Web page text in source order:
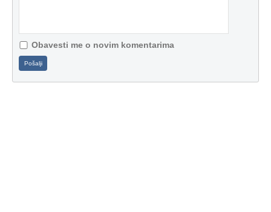
Obavesti me o novim komentarima
Pošalji